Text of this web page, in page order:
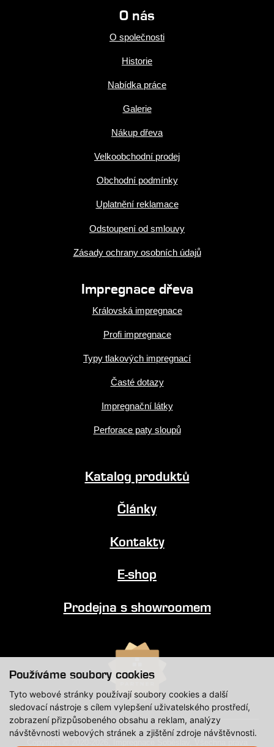
Používáme soubory cookies
Tyto webové stránky používají soubory cookies a další
sledovací nástroje s cílem vylepšení uživatelského prostředí,
zobrazení přizpůsobeného obsahu a reklam, analýzy
návštěvnosti webových stránek a zjištění zdroje návštěvnosti.
O nás
O společnosti
Historie
Nabídka práce
Galerie
Nákup dřeva
Velkoobchodní prodej
Obchodní podmínky
Uplatnění reklamace
Odstoupení od smlouvy
Zásady ochrany osobních údajů
Impregnace dřeva
Královská impregnace
Profi impregnace
Typy tlakových impregnací
Časté dotazy
Impregnační látky
Perforace paty sloupů
Katalog produktů
Články
Kontakty
E-shop
Prodejna s showroomem